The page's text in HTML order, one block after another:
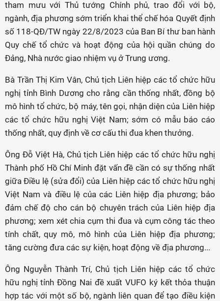
tham mưu với Thủ tướng Chính phủ, trao đổi với bộ,
ngành, địa phương sớm triển khai thể chế hóa Quyết định
số 118-QĐ/TW ngày 22/8/2023 của Ban Bí thư ban hành
Quy chế tổ chức và hoạt động của hội quần chúng do
Đảng, Nhà nước giao nhiệm vụ ở Trung ương.
Bà Trần Thị Kim Vân, Chủ tịch Liên hiệp các tổ chức hữu
nghị tỉnh Bình Dương cho rằng cần thống nhất, đồng bộ
mô hình tổ chức, bộ máy, tên gọi, nhận diện của Liên hiệp
các tổ chức hữu nghị Việt Nam; sớm có mẫu báo cáo
thống nhất, quy định về cơ cấu thi đua khen thưởng.
Ông Đỗ Việt Hà, Chủ tịch Liên hiệp các tổ chức hữu nghị
Thành phố Hồ Chí Minh đặt vấn đề cần có sự thống nhất
giữa Điều lệ (sửa đổi) của Liên hiệp các tổ chức hữu nghị
Việt Nam và điều lệ của các Liên hiệp địa phương; bảo
đảm chế độ cho cán bộ chuyên trách của Liên hiệp địa
phương; xem xét chia cụm thi đua và cụm công tác theo
tính chất, quy mô, mô hình của Liên hiệp địa phương;
tăng cường đưa các sự kiện, hoạt động về địa phương...
Ông Nguyễn Thành Trí, Chủ tịch Liên hiệp các tổ chức
hữu nghị tỉnh Đồng Nai đề xuất VUFO ký kết thỏa thuận
hợp tác với một số bộ, ngành liên quan để tạo điều kiện